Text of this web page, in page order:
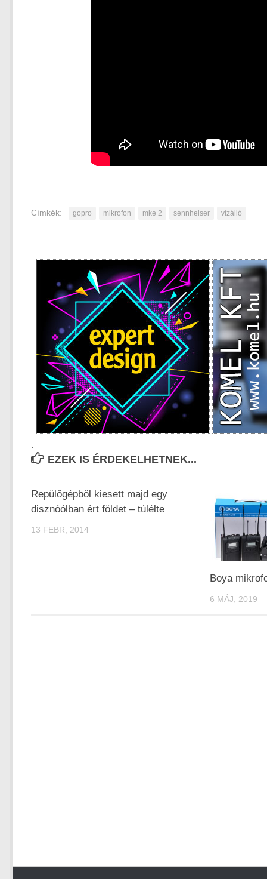
Címkék: gopro mikrofon mke 2 sennheiser vízálló
.
EZEK IS ÉRDEKELHETNEK...
Repülőgépből kiesett majd egy
disznóólban ért földet – túlélte
13 FEBR, 2014
Boya
6 MÁJ, 2019